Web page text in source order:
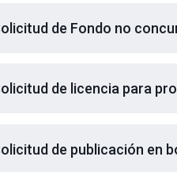
de Fondo no
de licencia para
de publicación en